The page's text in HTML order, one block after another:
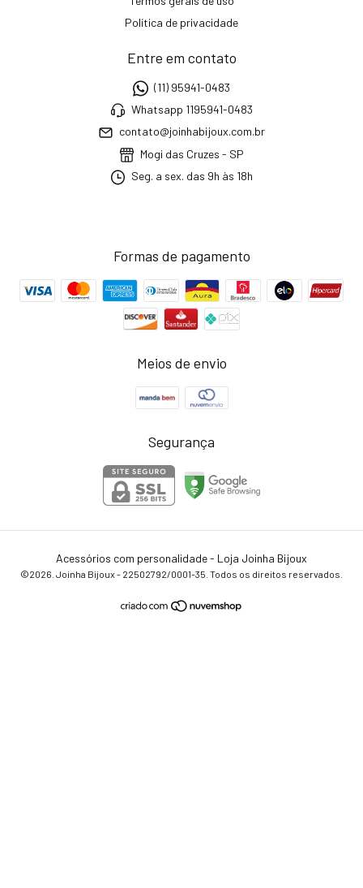
Política de privacidade
Entre em contato
(11) 95941-0483
Whatsapp 1195941-0483
contato@joinhabijoux.com.br
Mogi das Cruzes - SP
Seg. a sex. das 9h às 18h
Formas de pagamento
Meios de envio
Segurança
Acessórios com personalidade - Loja Joinha Bijoux
©2026. Joinha Bijoux - 22502792/0001-35. Todos os direitos reservados.